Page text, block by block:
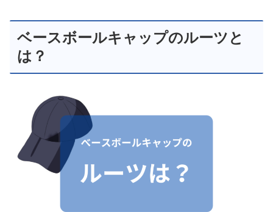
ベースボールキャップのルーツと
は？